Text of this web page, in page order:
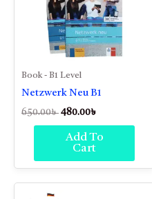
Book - B1 Level
Netzwerk Neu B1
650.00৳ 480.00৳
Add To
Cart